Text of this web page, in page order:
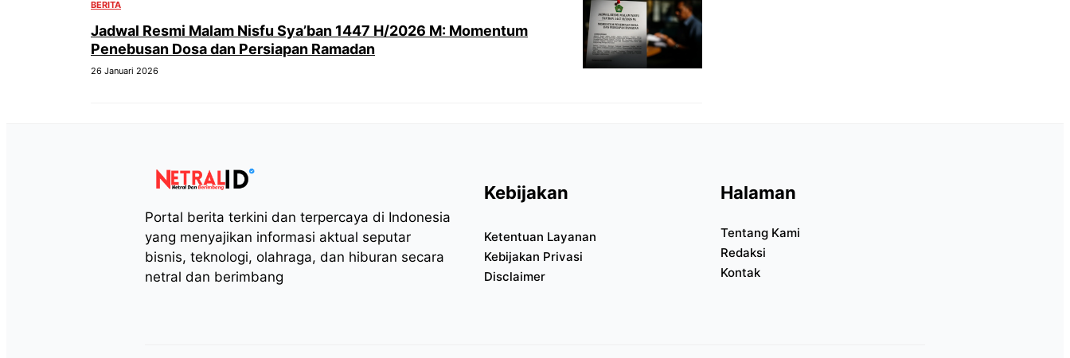
BERITA
Jadwal Resmi Malam Nisfu Sya’ban 1447 H/2026 M: Momentum
Penebusan Dosa dan Persiapan Ramadan
26 Januari 2026
Portal berita terkini dan terpercaya di Indonesia
yang menyajikan informasi aktual seputar
bisnis, teknologi, olahraga, dan hiburan secara
netral dan berimbang
Kebijakan
Ketentuan Layanan
Kebijakan Privasi
Disclaimer
Halaman
Tentang Kami
Redaksi
Kontak